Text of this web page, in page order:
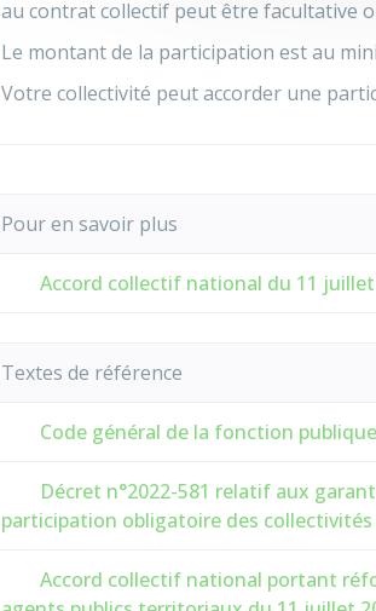
au contrat collectif peut être facultative
Le montant de la participation est au
Votre collectivité peut accorder une
Pour en savoir plus
Accord collectif national du 11
Textes de référence
Code général de la fonction
Décret n°2022-581 relatif aux
participation obligatoire des
Accord collectif national portant